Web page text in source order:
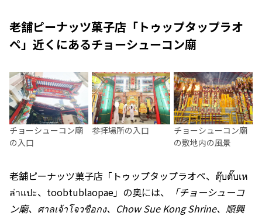
老舗ピーナッツ菓子店「トゥップタップラオ
ペ」近くにあるチョーシューコン廟
チョーシューコン廟
の入口
参拝場所の入口
チョーシューコン廟
の敷地内の風景
老舗ピーナッツ菓子店「トゥップタップラオペ、ตุ๊บตั๊บเห
ล่าแปะ、toobtublaopae」の奥には、
「チョーシューコ
ン廟、ศาลเจ้าโจวซือกง、Chow Sue Kong Shrine、順興